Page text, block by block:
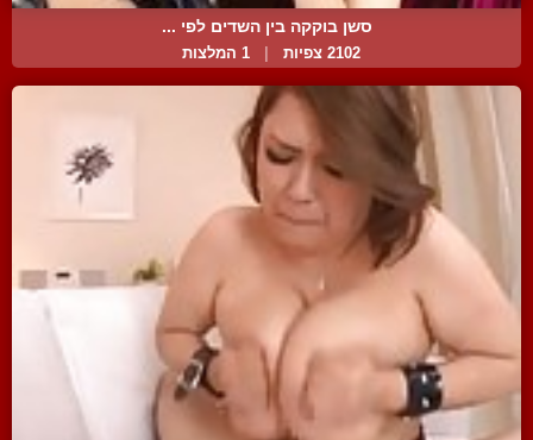
סשן בוקקה בין השדים לפי ...
2102 צפיות | 1 המלצות